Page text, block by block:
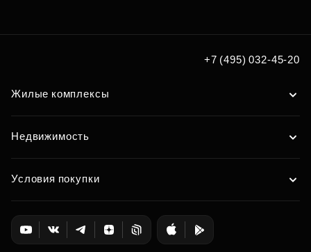
+7 (495) 032-45-20
Жилые комплексы
Недвижимость
Условия покупки